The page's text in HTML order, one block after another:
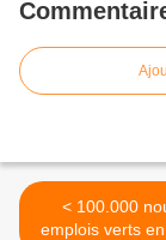
< 100.000 nouveaux
emplois verts en